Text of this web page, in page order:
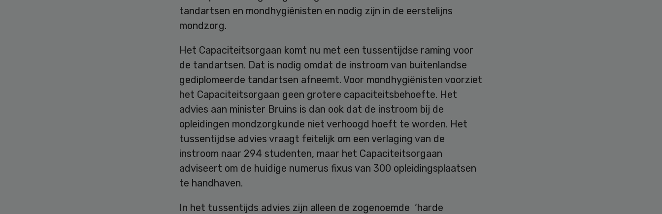
tandartsen en mondhygiënisten en nodig zijn in de eerstelijns
mondzorg.
Het Capaciteitsorgaan komt nu met een tussentijdse raming voor
de tandartsen. Dat is nodig omdat de instroom van buitenlandse
gediplomeerde tandartsen afneemt. Voor mondhygiënisten voorziet
het Capaciteitsorgaan geen grotere capaciteitsbehoefte. Het
advies aan minister Bruins is dan ook dat de instroom bij de
opleidingen mondzorgkunde niet verhoogd hoeft te worden. Het
tussentijdse advies vraagt feitelijk om een verlaging van de
instroom naar 294 studenten, maar het Capaciteitsorgaan
adviseert om de huidige numerus fixus van 300 opleidingsplaatsen
te handhaven.
In het tussentijds advies zijn alleen de zogenoemde ‘harde